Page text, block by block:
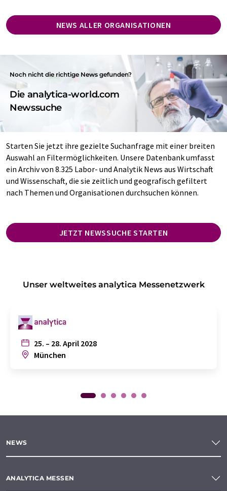
NEWS ALLER ORGANISATIONEN
Noch nicht die richtige News gefunden?
Die analytica-world.com
Newssuche
Starten Sie jetzt ihre gezielte Suchanfrage mit einer breiten
Auswahl an Filtermöglichkeiten. Unsere Datenbank umfasst
ein Archiv von 8.325 Labor- und Analytik News aus Wirtschaft
und Wissenschaft, die sie zeitlich und geografisch gefiltert
nach Themen und Organisationen durchsuchen können.
JETZT NEWSSUCHE STARTEN
Unser weltweites analytica Messenetzwerk
25. – 28. April 2028
München
NEWS
ANALYTICA MESSEN